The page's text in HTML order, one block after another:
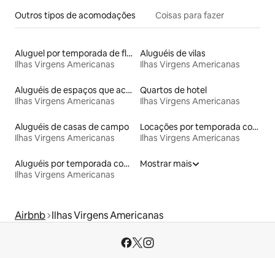
Outros tipos de acomodações Coisas para fazer
Aluguel por temporada de flats
Ilhas Virgens Americanas
Aluguéis de vilas
Ilhas Virgens Americanas
Aluguéis de espaços que aceitam animais de estimação
Ilhas Virgens Americanas
Quartos de hotel
Ilhas Virgens Americanas
Aluguéis de casas de campo
Ilhas Virgens Americanas
Locações por temporada com piscina
Ilhas Virgens Americanas
Aluguéis por temporada com suítes privativas
Ilhas Virgens Americanas
Mostrar mais
Airbnb Ilhas Virgens Americanas